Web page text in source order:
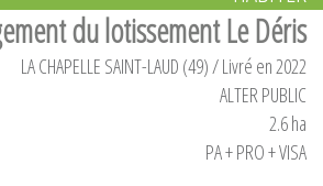
du lotissement Le Déris
LA CHAPELLE SAINT-LAUD (49) / Livré en 2022
ALTER PUBLIC
2.6 ha
PA + PRO + VISA